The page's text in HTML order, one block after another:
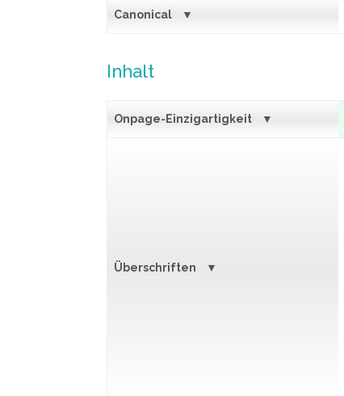
Canonical
Inhalt
Onpage-Einzigartigkeit
Überschriften